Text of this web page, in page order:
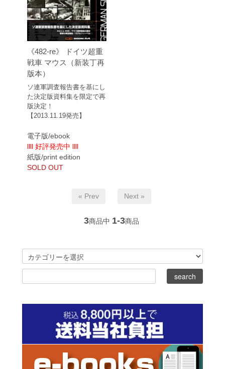
《482-re》 ドイツ超重
戦車 マウス（新装丁再
版本）
ソ連軍調査報告書を基にし
た決定版資料集を限定で再
版決定！
【2013.11.19発売】
電子版/ebook
llll 好評発売中 llll
紙版/print edition
SOLD OUT
« Prev Next »
3商品中 1-3商品